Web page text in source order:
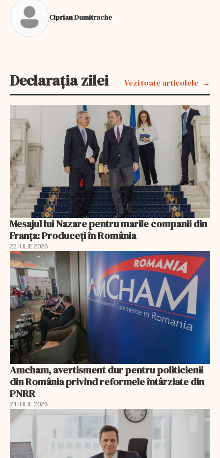
Ciprian Dumitrache
Declarația zilei Vezi toate articolele
Mesajul lui Nazare pentru marile companii din
Franța: Produceți în România
22 IULIE 2026
Amcham, avertisment dur pentru politicienii
din România privind reformele întârziate din
PNRR
21 IULIE 2026